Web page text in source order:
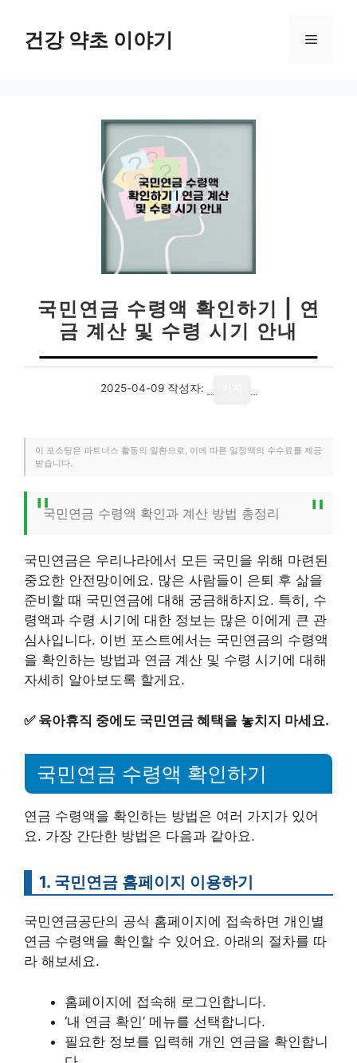
건강 약초 이야기 메
국민연금 수령액 확인하기 | 연
금 계산 및 수령 시기 안내
2025-04-09 작성자:
이 포스팅은 파트너스 활동의 일환으로, 이에 따른 일정액의 수수료를 제공
받습니다.
국민연금 수령액 확인과 계산 방법 총정리
국민연금은 우리나라에서 모든 국민을 위해 마련된
중요한 안전망이에요. 많은 사람들이 은퇴 후 삶을
준비할 때 국민연금에 대해 궁금해하지요. 특히, 수
령액과 수령 시기에 대한 정보는 많은 이에게 큰 관
심사입니다. 이번 포스트에서는 국민연금의 수령액
을 확인하는 방법과 연금 계산 및 수령 시기에 대해
자세히 알아보도록 할게요.
✅ 육아휴직 중에도 국민연금 혜택을 놓치지 마세요.
국민연금 수령액 확인하기
연금 수령액을 확인하는 방법은 여러 가지가 있어
요. 가장 간단한 방법은 다음과 같아요.
1. 국민연금 홈페이지 이용하기
국민연금공단의 공식 홈페이지에 접속하면 개인별
연금 수령액을 확인할 수 있어요. 아래의 절차를 따
라 해보세요.
홈페이지에 접속해 로그인합니다.
‘내 연금 확인’ 메뉴를 선택합니다.
필요한 정보를 입력해 개인 연금을 확인합니